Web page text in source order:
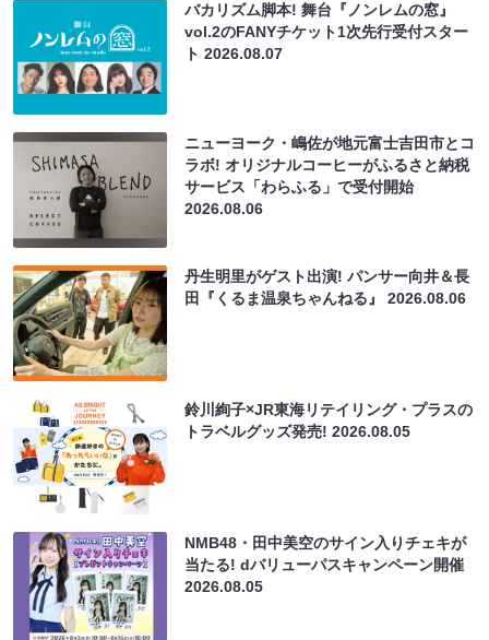
バカリズム脚本! 舞台『ノンレムの窓』
vol.2のFANYチケット1次先行受付スター
ト2026.08.07
ニューヨーク・嶋佐が地元富士吉田市とコ
ラボ! オリジナルコーヒーがふるさと納税
サービス「わらふる」で受付開始
2026.08.06
丹生明里がゲスト出演! パンサー向井＆長
田『くるま温泉ちゃんねる』2026.08.06
鈴川絢子×JR東海リテイリング・プラスの
トラベルグッズ発売!2026.08.05
NMB48・田中美空のサイン入りチェキが
当たる! dバリューパスキャンペーン開催
2026.08.05